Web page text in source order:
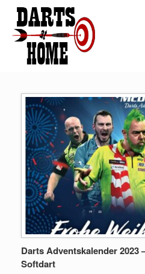
springen
Darts Adventskalender 2023
Softdart